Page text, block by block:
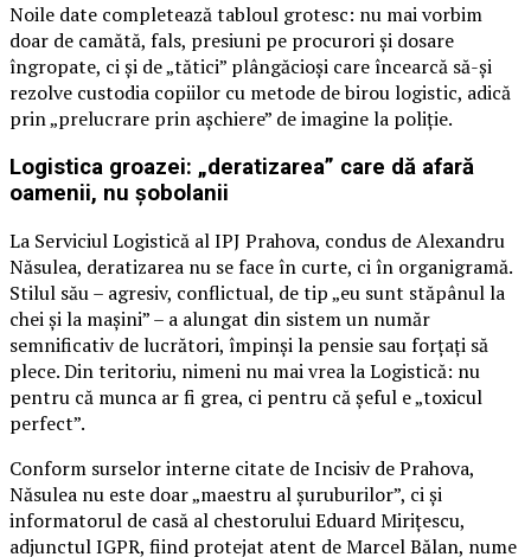
Noile date completează tabloul grotesc: nu mai vorbim
doar de camătă, fals, presiuni pe procurori și dosare
îngropate, ci și de „tătici” plângăcioși care încearcă să-și
rezolve custodia copiilor cu metode de birou logistic, adică
prin „prelucrare prin așchiere” de imagine la poliție.
Logistica groazei: „deratizarea” care dă afară
oamenii, nu șobolanii
La Serviciul Logistică al IPJ Prahova, condus de Alexandru
Năsulea, deratizarea nu se face în curte, ci în organigramă.
Stilul său – agresiv, conflictual, de tip „eu sunt stăpânul la
chei și la mașini” – a alungat din sistem un număr
semnificativ de lucrători, împinși la pensie sau forțați să
plece. Din teritoriu, nimeni nu mai vrea la Logistică: nu
pentru că munca ar fi grea, ci pentru că șeful e „toxicul
perfect”.
Conform surselor interne citate de Incisiv de Prahova,
Năsulea nu este doar „maestru al șuruburilor”, ci și
informatorul de casă al chestorului Eduard Mirițescu,
adjunctul IGPR, fiind protejat atent de Marcel Bălan, nume